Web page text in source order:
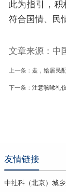
此为指引，
符合国情、民
文章来源：中
上一条： 走，给居民
下一条： 注意咳嗽礼
友情链接
中社科（北京）城